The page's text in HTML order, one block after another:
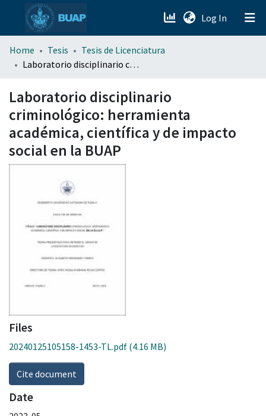
Log In (current)
menu.section.about_menu
Home Tesis
Tesis de Licenciatura
Laboratorio disciplinario criminológico: herramienta académica, científica y de impacto social en la BUAP
Laboratorio disciplinario
criminológico: herramienta
académica, científica y de impacto
social en la BUAP
Files
20240125105158-1453-TL.pdf (4.16 MB)
Cite document
Date